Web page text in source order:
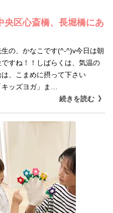
区心斎橋、長堀橋にあ
の、かなこです(^-^)v今日は朝
すね！！しばらくは、気温の
、こまめに摂って下さい
ッズヨガ」ま…
続きを読む